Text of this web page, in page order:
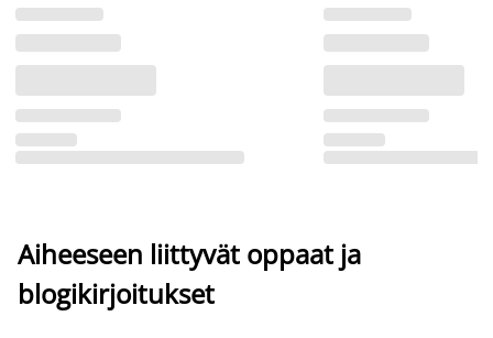
Aiheeseen liittyvät oppaat ja
blogikirjoitukset